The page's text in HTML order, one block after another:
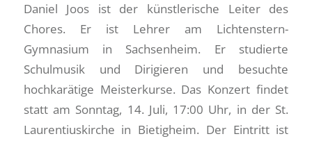
Daniel Joos ist der künstlerische Leiter des
Chores. Er ist Lehrer am Lichtenstern-
Gymnasium in Sachsenheim. Er studierte
Schulmusik und Dirigieren und besuchte
hochkarätige Meisterkurse. Das Konzert findet
statt am Sonntag, 14. Juli, 17:00 Uhr, in der St.
Laurentiuskirche in Bietigheim. Der Eintritt ist